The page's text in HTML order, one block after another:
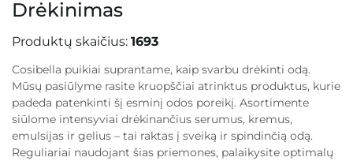
Drėkinimas
Produktų skaičius: 1693
Cosibella puikiai suprantame, kaip svarbu drėkinti odą.
Mūsų pasiūlyme rasite kruopščiai atrinktus produktus, kurie
padeda patenkinti šį esminį odos poreikį. Asortimente
siūlome intensyviai drėkinančius serumus, kremus,
emulsijas ir gelius – tai raktas į sveiką ir spindinčią odą.
Reguliariai naudojant šias priemones, palaikysite optimalų